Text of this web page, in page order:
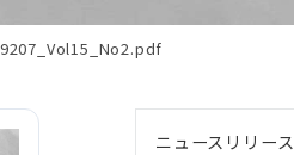
ニュースリリース